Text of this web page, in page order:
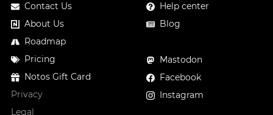
Contact Us
About Us
Roadmap
Pricing
Notos Gift Card
Privacy
Legal
Help center
Blog
Mastodon
Facebook
Instagram